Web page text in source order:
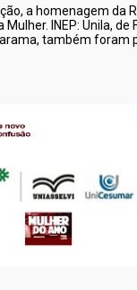
a homenagem da
Mulher. INEP: Unila, de
também foram